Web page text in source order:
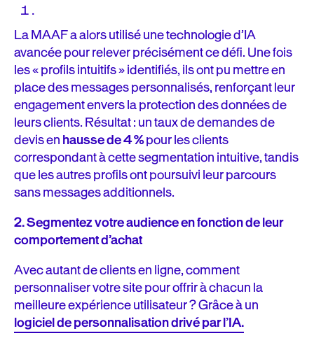
La MAAF a alors utilisé une technologie d’IA
avancée pour relever précisément ce défi. Une fois
les « profils intuitifs » identifiés, ils ont pu mettre en
place des messages personnalisés, renforçant leur
engagement envers la protection des données de
leurs clients. Résultat : un taux de demandes de
devis enhausse de 4 %pour les clients
correspondant à cette segmentation intuitive, tandis
que les autres profils ont poursuivi leur parcours
sans messages additionnels.
2.Segmentez votre audience en fonction de leur
comportement d’achat
Avec autant de clients en ligne, comment
personnaliser votre site pour offrir à chacun la
meilleure expérience utilisateur ? Grâce à un
logiciel de personnalisation drivé par l’IA.